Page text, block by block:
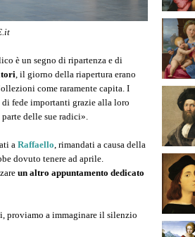
è un segno di ripartenza e di
, il giorno della riapertura erano
come raramente capita. I
fede importanti grazie alla loro
delle sue radici».
a Raffaello, rimandati a causa della
dovuto tenere ad aprile.
un altro appuntamento dedicato
proviamo a immaginare il silenzio